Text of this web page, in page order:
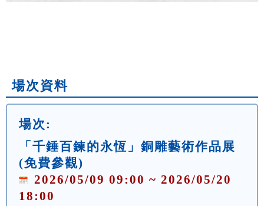
場次資料
場次:
「千錘百鍊的永恆」銅雕藝術作品展
(免費參觀)
2026/05/09 09:00 ~ 2026/05/20
18:00